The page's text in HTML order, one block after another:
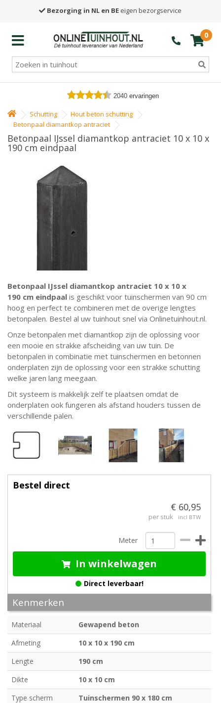
Bezorging in NL en BE eigen bezorgservice
0
2040 ervaringen
Schutting
Hout beton schutting
Betonpaal diamantkop antraciet
Betonpaal IJssel diamantkop antraciet 10 x 10 x
190 cm eindpaal
Betonpaal IJssel diamantkop antraciet 10 x 10 x
190 cm eindpaal is geschikt voor tuinschermen van 90 cm
hoog en perfect te combineren met de overige lengtes
betonpalen. Bestel al uw tuinhout snel via Onlinetuinhout.nl.
Onze betonpalen met diamantkop zijn de oplossing voor
een mooie en strakke afscheiding van uw tuin. De
betonpalen in combinatie met tuinschermen en betonnen
onderplaten zijn de oplossing voor een strakke schutting
welke jaren lang meegaan.
Dit systeem is makkelijk zelf te plaatsen omdat de
onderplaten ook fungeren als afstand houders tussen de
verschillende palen.
Bestel direct
€ 60,95
per stuk incl BTW
Meter
In winkelwagen
Direct leverbaar!
Kenmerken
Materiaal
Gewapend beton
Afmeting
10 x 10 x 190 cm
Lengte
190 cm
Dikte
10 x 10 cm
Type scherm
Tuinschermen 90 x 180 cm